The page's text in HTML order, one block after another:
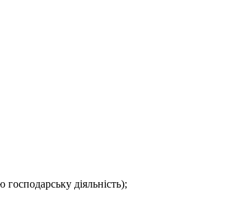
діяльність);